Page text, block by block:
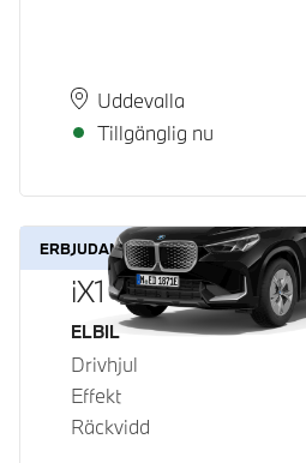
PlatsUddevalla
Leveranstid
Tillgänglig nu
ERBJUDANDE
iX1 eDrive20
Bränsle
ELBIL
Drivhjul
Effekt
Räckvidd